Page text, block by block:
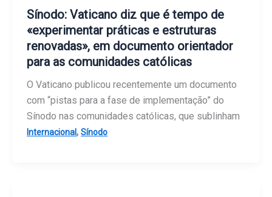
Sínodo: Vaticano diz que é tempo de
«experimentar práticas e estruturas
renovadas», em documento orientador
para as comunidades católicas
O Vaticano publicou recentemente um documento
com “pistas para a fase de implementação” do
Sínodo nas comunidades católicas, que sublinham
Internacional, Sínodo